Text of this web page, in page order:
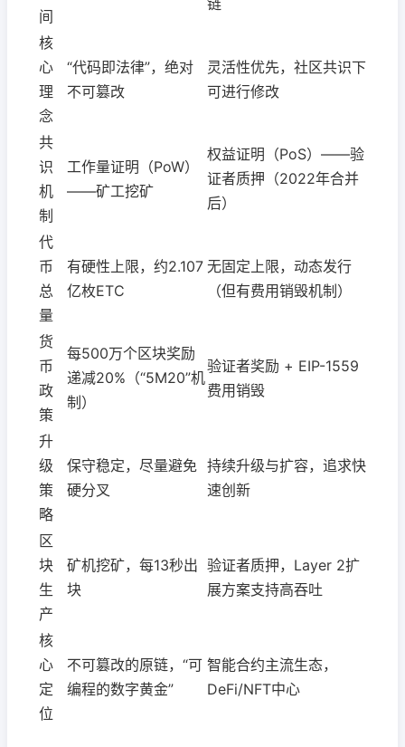
间
核
心
理
念
“代码即法律”，绝对
不可篡改
灵活性优先，社区共识下
可进行修改
共
识
机
制
工作量证明（PoW）
——矿工挖矿
权益证明（PoS）——验
证者质押（2022年合并
后）
代
币
总
量
有硬性上限，约2.107
亿枚ETC
无固定上限，动态发行
（但有费用销毁机制）
货
币
政
策
每500万个区块奖励
递减20%（“5M20”机
制）
验证者奖励 + EIP-1559
费用销毁
升
级
策
略
保守稳定，尽量避免
硬分叉
持续升级与扩容，追求快
速创新
区
块
生
产
矿机挖矿，每13秒出
块
验证者质押，Layer 2扩
展方案支持高吞吐
核
心
定
位
不可篡改的原链，“可
编程的数字黄金”
智能合约主流生态，
DeFi/NFT中心